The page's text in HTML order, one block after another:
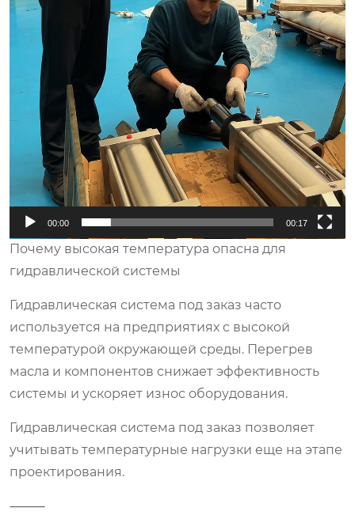
00:00 00:17
Почему высокая температура опасна для
гидравлической системы
Гидравлическая система под заказ часто
используется на предприятиях с высокой
температурой окружающей среды. Перегрев
масла и компонентов снижает эффективность
системы и ускоряет износ оборудования.
Гидравлическая система под заказ позволяет
учитывать температурные нагрузки еще на этапе
проектирования.
⸻